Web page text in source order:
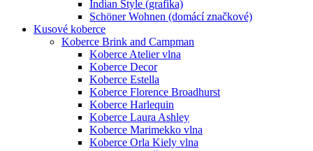
Indian Style (grafika)
Schöner Wohnen (domácí značkové)
Kusové koberce
Koberce Brink and Campman
Koberce Atelier vlna
Koberce Decor
Koberce Estella
Koberce Florence Broadhurst
Koberce Harlequin
Koberce Laura Ashley
Koberce Marimekko vlna
Koberce Orla Kiely vlna